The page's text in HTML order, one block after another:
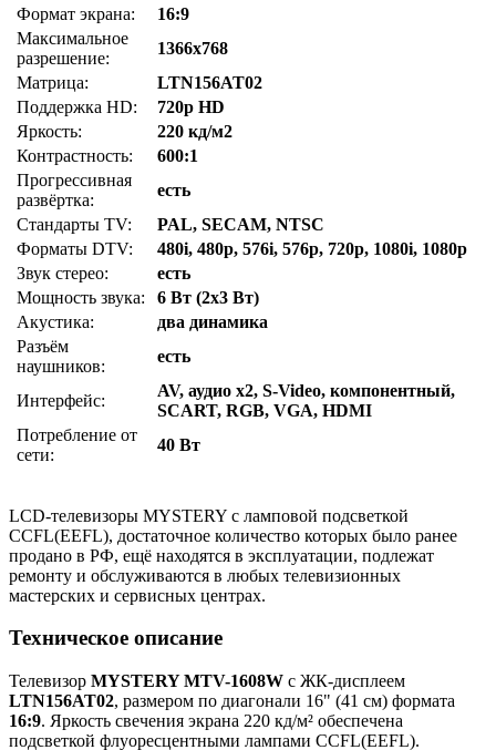
Формат экрана:
16:9
Максимальное
разрешение:
1366x768
Матрица:
LTN156AT02
Поддержка HD:
720p HD
Яркость:
220 кд/м2
Контрастность:
600:1
Прогрессивная
развёртка:
есть
Стандарты TV:
PAL, SECAM, NTSC
Форматы DTV:
480i, 480p, 576i, 576p, 720p, 1080i, 1080p
Звук стерео:
есть
Мощность звука:
6 Вт (2х3 Вт)
Акустика:
два динамика
Разъём
наушников:
есть
Интерфейс:
AV, аудио x2, S-Video, компонентный,
SCART, RGB, VGA, HDMI
Потребление от
сети:
40 Вт
LCD-телевизоры MYSTERY с ламповой подсветкой
CCFL(EEFL), достаточное количество которых было ранее
продано в РФ, ещё находятся в эксплуатации, подлежат
ремонту и обслуживаются в любых телевизионных
мастерских и сервисных центрах.
Техническое описание
Телевизор MYSTERY MTV-1608W с ЖК-дисплеем
LTN156AT02, размером по диагонали 16" (41 см) формата
16:9. Яркость свечения экрана 220 кд/м² обеспечена
подсветкой флуоресцентными лампами CCFL(EEFL).